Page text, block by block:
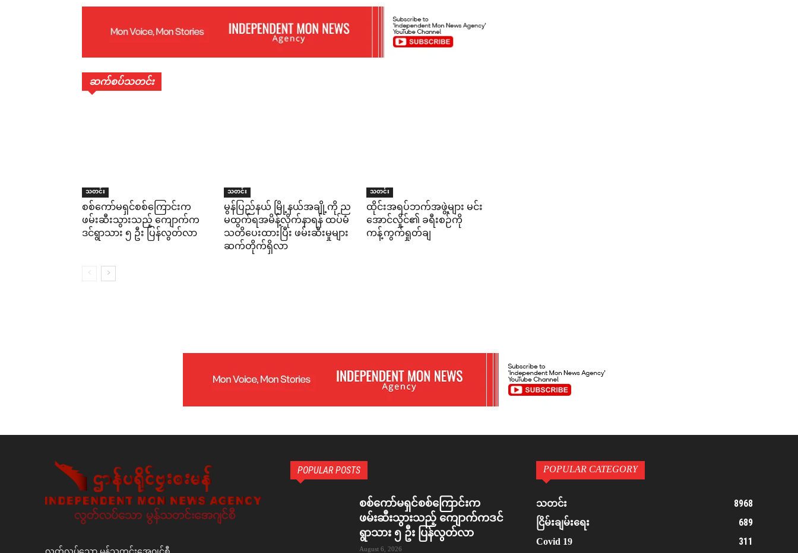
ဆက်စပ်သတင်း
သတင်း
စစ်ကော်မရှင်စစ်ကြောင်းက
ဖမ်းဆီးသွားသည့် ကျောက်က
ဒင်ရွာသား ၅ ဦး ပြန်လွတ်လာ
သတင်း
မွန်ပြည်နယ် မြို့နယ်အချို့ကို ည
မထွက်ရအမိန့်လိုက်နာရန် ထပ်မံ
သတိပေးထားပြီး ဖမ်းဆီးမှုများ
ဆက်တိုက်ရှိလာ
သတင်း
ထိုင်းအရပ်ဘက်အဖွဲ့များ မင်း
အောင်လှိုင်၏ ခရီးစဉ်ကို
ကန့်ကွက်ရှုတ်ချ
POPULAR POSTS
စစ်ကော်မရှင်စစ်ကြောင်းက
ဖမ်းဆီးသွားသည့် ကျောက်ကဒင်
ရွာသား ၅ ဦး ပြန်လွတ်လာ
August 6, 2026
POPULAR CATEGORY
သတင်း 8968
ငြိမ်းချမ်းရေး 689
Covid 19 311